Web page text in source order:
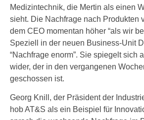
Medizintechnik, die Mertin als einen
sieht. Die Nachfrage nach Produkten
dem CEO momentan höher “als wir
Speziell in der neuen Business-Unit
“Nachfrage enorm”. Sie spiegelt sich
wider, der in den vergangenen
geschossen ist.
Georg Knill, der Präsident der
hob AT&S als ein Beispiel für